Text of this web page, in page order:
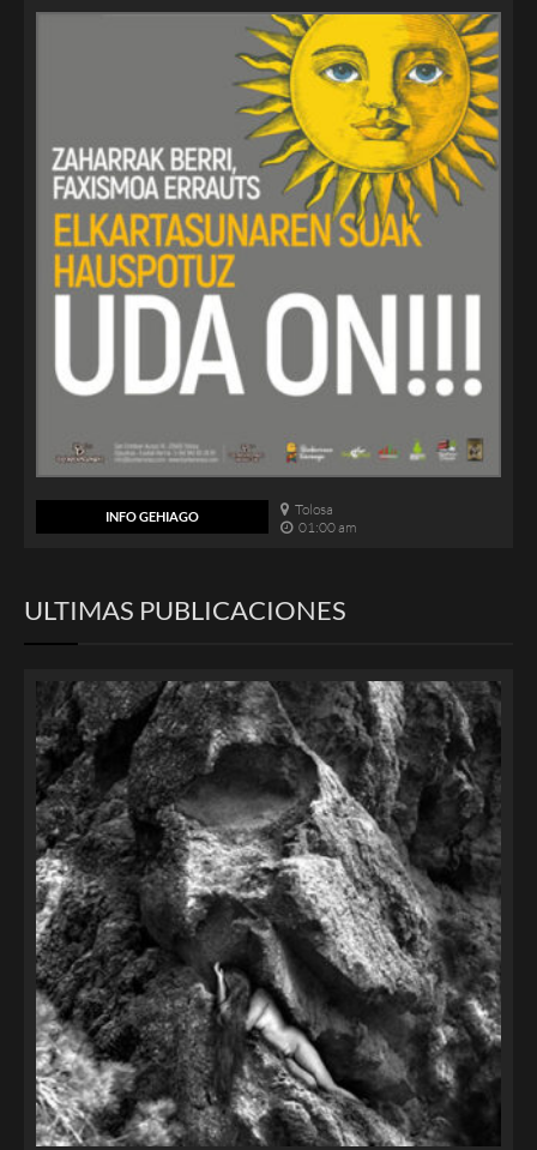
INFO GEHIAGO
Tolosa
01:00 am
ULTIMAS PUBLICACIONES